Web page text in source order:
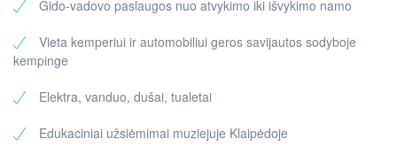
muziejų, kuriame galėsite pasidžiaugti edukaciniais
grįšime į kempingą Karklėje.
Vakare sodyboje galėsite aptarti dienos įspūdžius prie
Marijai bažnyčios ansamblyje. Susipažinsite su
kasdienybe. Apžiūrėję bažnyčios turtus, pamankštinsite
kojas kopdami į bokštą.
Kretinga garsi atgimusiais Tiškevičių dvaro rūmuose su
paveikslą ne tik ant drobės, bet interaktyviame
Gido-vadovo paslaugos nuo atvykimo iki išvykimo namo
Vieta kemperiui ir automobiliui geros savijautos sodyboje
kempinge
Elektra, vanduo, dušai, tualetai
Edukaciniai užsiėmimai muziejuje Klaipėdoje